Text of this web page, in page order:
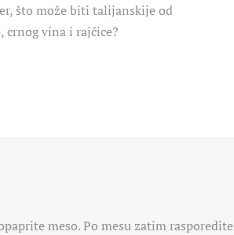
što može biti talijanskije od
crnog vina i rajčice?
meso. Po mesu zatim rasporedite